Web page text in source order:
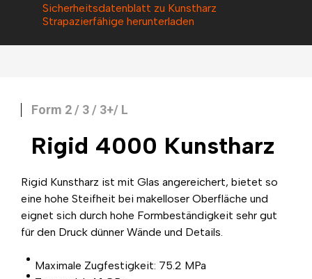
Sicherheitsdatenblatt zu Kunstharz
Strapazierfähige herunterladen
Form 2 / 3 / 3+/ L
Rigid 4000 Kunstharz
Rigid Kunstharz ist mit Glas angereichert, bietet so
eine hohe Steifheit bei makelloser Oberfläche und
eignet sich durch hohe Formbeständigkeit sehr gut
für den Druck dünner Wände und Details.
Maximale Zugfestigkeit: 75.2 MPa